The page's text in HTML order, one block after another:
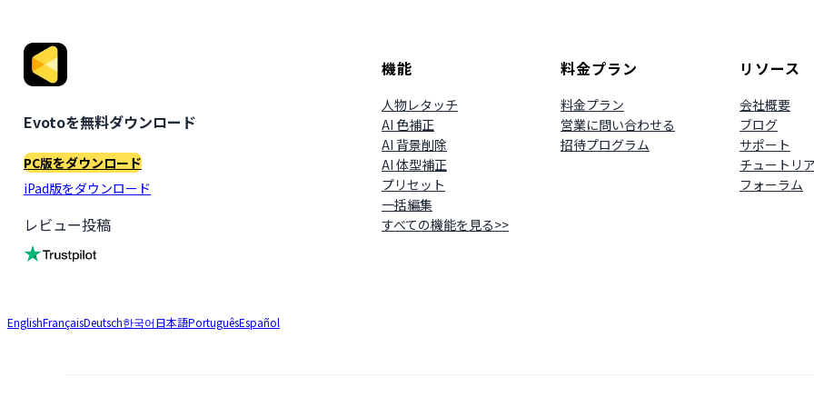
Evotoを無料ダウンロード
PC版をダウンロード
iPad版をダウンロード
レビュー投稿
機能
人物レタッチ
AI 色補正
AI 背景削除
AI 体型補正
プリセット
一括編集
すべての機能を見る>>
料金プラン
料金プラン
営業に問い合わせる
招待プログラム
リソース
会社概要
ブログ
サポート
チュートリ
フォーラム
EnglishFrançaisDeutsch한국어日本語PortuguêsEspañol